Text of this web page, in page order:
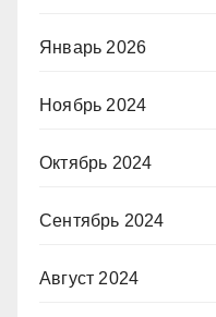
Январь 2026
Ноябрь 2024
Октябрь 2024
Сентябрь 2024
Август 2024